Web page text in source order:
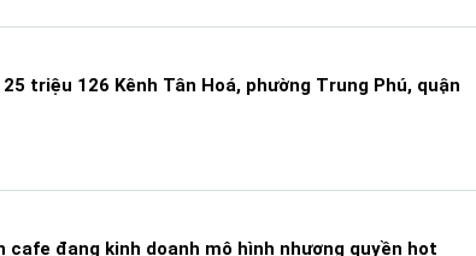
triệu 126 Kênh Tân Hoá, phường Trung Phú, quận
cafe đang kinh doanh mô hình nhượng quyền hot